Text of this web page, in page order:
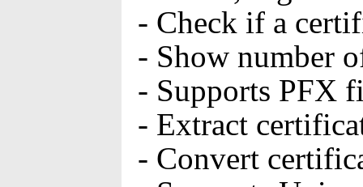
- Check if a
- Show number
- Supports PFX
- Extract
- Convert